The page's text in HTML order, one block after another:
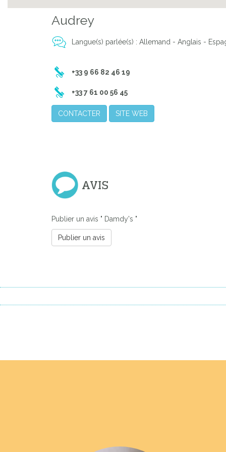
Audrey
Langue(s) parlée(s) : Allemand - Anglais -
+33 9 66 82 46 19
+33 7 61 00 56 45
CONTACTER SITE WEB
AVIS
Publier un avis " Damdy's "
Publier un avis